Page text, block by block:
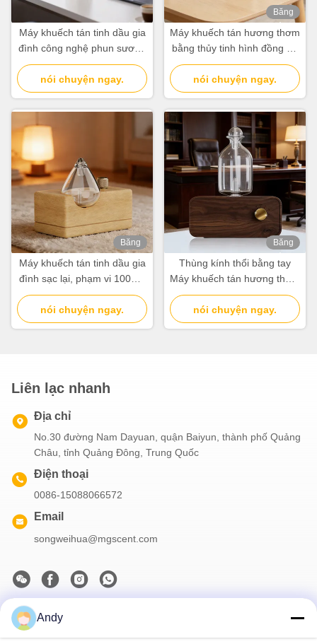
Máy khuếch tán tinh dầu gia
đình công nghệ phun sương
không nước, thiết kế hiện đại
tối giản
nói chuyện ngay.
Băng
Máy khuếch tán hương thơm
bằng thủy tinh hình đồng hồ
cát dùng cho gia đình, văn
phòng màu trắng
nói chuyện ngay.
Băng
Máy khuếch tán tinh dầu gia
đình sạc lại, phạm vi 100m³,
có điều khiển đèn độc lập
nói chuyện ngay.
Băng
Thùng kính thổi bằng tay
Máy khuếch tán hương thơm
với bảo quản hạt gỗ tự nhiên
nói chuyện ngay.
Liên lạc nhanh
Địa chỉ
No.30 đường Nam Dayuan, quận Baiyun, thành phố Quảng
Châu, tỉnh Quảng Đông, Trung Quốc
Điện thoại
0086-15088066572
Email
songweihua@mgscent.com
Thông tin của chúng tôi
Andy